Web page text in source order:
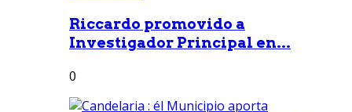
Riccardo promovido a
Investigador Principal en...
0